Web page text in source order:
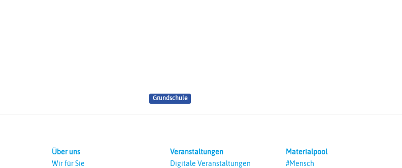
Grundschule
Über uns
Wir für Sie
Veranstaltungen
Digitale Veranstaltungen
Materialpool
#Mensch